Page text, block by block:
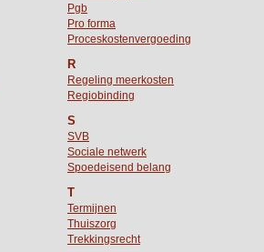
Pgb
Pro forma
Proceskostenvergoeding
R
Regeling meerkosten
Regiobinding
S
SVB
Sociale netwerk
Spoedeisend belang
T
Termijnen
Thuiszorg
Trekkingsrecht